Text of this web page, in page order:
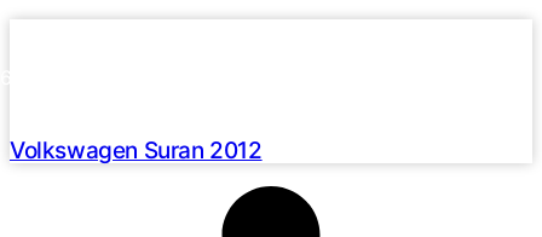
Km
Volkswagen Suran 2012